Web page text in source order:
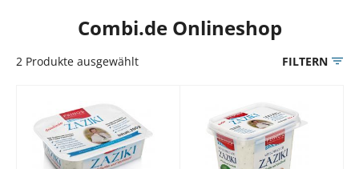
Combi.de Onlineshop
2 Produkte ausgewählt FILTERN